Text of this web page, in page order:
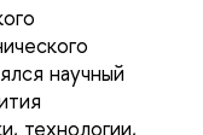
научный
технологии,